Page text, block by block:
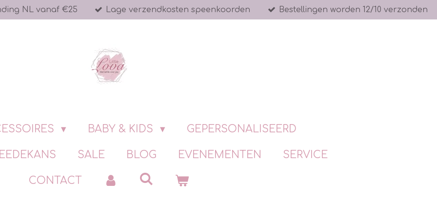
NL vanaf €25 Lage verzendkosten speenkoorden Bestellingen worden 12/10 verzonden
BABY & KIDS GEPERSONALISEERD
SALE BLOG EVENEMENTEN SERVICE
CONTACT